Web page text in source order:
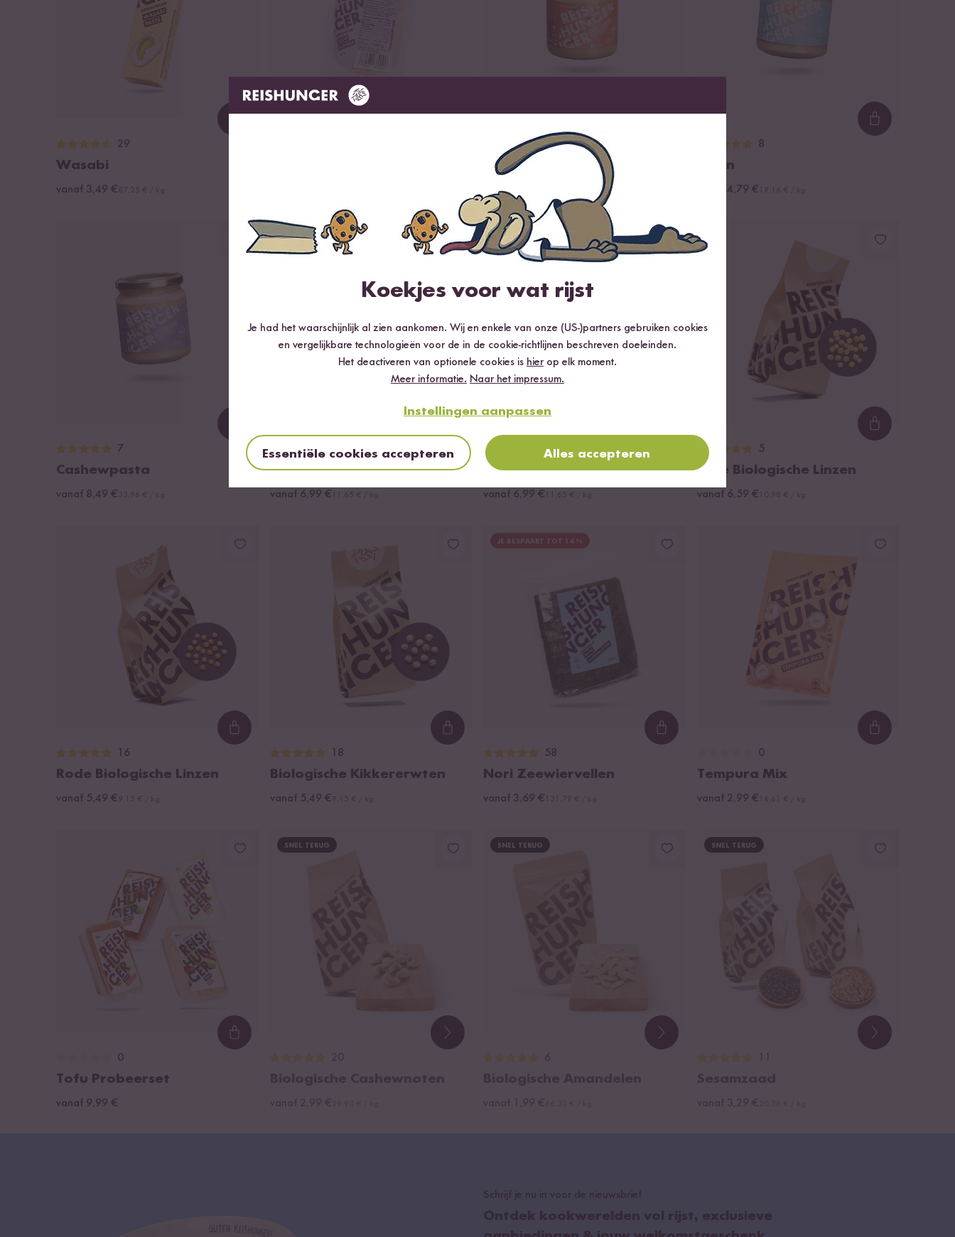
29
Wasabi
vanaf 3,49 €
8
Pindakaas
vanaf 3,99 €
Loading...
8
Tahin
vanaf 4,79 €
7
Cashewpasta
vanaf 8,49 €
Witte Biologische Quinoa
vanaf 6,99 €
11
Biologische Beluga Linzen
vanaf 6,99 €
Loading...
5
Gele Biologische Linzen
vanaf 6,59 €
Loading...
16
Rode Biologische Linzen
vanaf 5,49 €
Loading...
18
Biologische Kikkererwten
vanaf 5,49 €
JE BESPAART TOT 14 %
Loading...
58
Nori Zeewiervellen
vanaf 3,69 €
Loading...
0
Tempura Mix
vanaf 2,99 €
Loading...
0
Tofu Probeerset
vanaf 9,99 €
SNEL TERUG SNEL TERUG SNEL TERUG
Schrijf je nu in voor de nieuwsbrief
Ontdek kookwerelden vol rijst, exclusieve
Koekjes voor wat rijst
Je had het waarschijnlijk al zien aankomen. Wij en enkele van onze (US-)partners gebruiken cookies
en vergelijkbare technologieën voor de in de cookie-richtlijnen beschreven doeleinden.
Het deactiveren van optionele cookies is hier op elk moment.
Meer informatie. Naar het impressum.
Instellingen aanpassen
Essentiële cookies accepteren Alles accepteren